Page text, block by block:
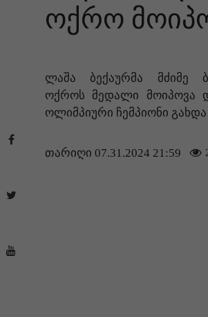
ოქრო
ლაშა ბექაურმა მძიმე
ოქროს მედალი მოიპოვა
ოლიმპიური ჩემპიონი გახდა
თარიღი 07.31.2024 21:59